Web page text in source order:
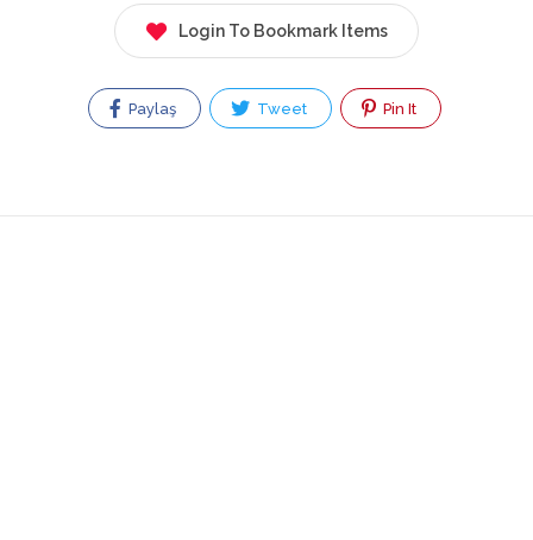
Login To Bookmark Items
Paylaş Tweet Pin It